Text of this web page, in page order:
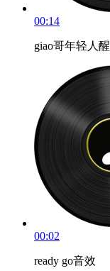
00:14
giao哥年轻人
00:02
ready go音效